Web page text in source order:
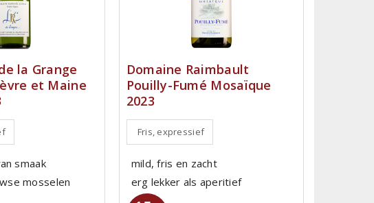
la Grange
et Maine
smaak
mosselen
Domaine Raimbault
Pouilly-Fumé Mosaïque
2023
Fris, expressief
mild, fris en zacht
erg lekker als aperitief